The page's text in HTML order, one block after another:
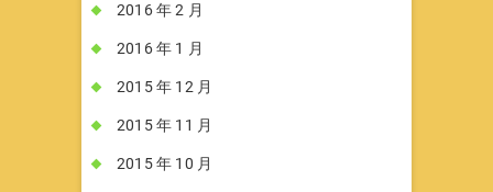
2016 年 2 月
2016 年 1 月
2015 年 12 月
2015 年 11 月
2015 年 10 月